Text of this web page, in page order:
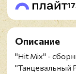
Описание
"Hit Mix" -
"Танцевальный